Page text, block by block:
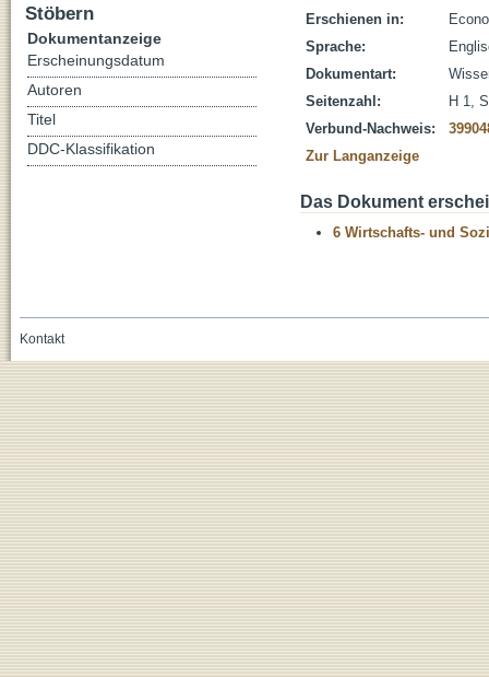
Erschienen in:
Sprache:
Dokumentart:
Seitenzahl:
H 1,
Verbund-Nachweis:
Zur Langanzeige
Das Dokument
6 Wirtschafts- und
Stöbern
Dokumentanzeige
Erscheinungsdatum
Autoren
Titel
DDC-Klassifikation
Kontakt